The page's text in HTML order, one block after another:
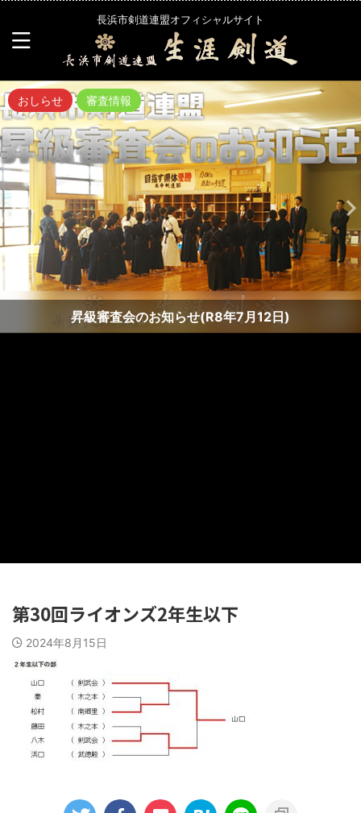
長浜市剣道連盟オフィシャルサイト
おしらせ 審査情報
昇級審査会のお知らせ(R8年7月12日)
第30回ライオンズ2年生以下
2024年8月15日